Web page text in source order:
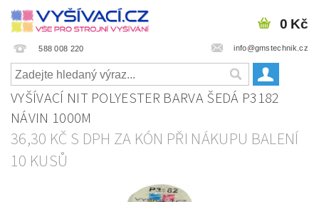
588 008 220 info@gmstechnik.cz
0 Kč
VYŠÍVACÍ NIT POLYESTER BARVA ŠEDÁ P3182
NÁVIN 1000M
36,30 KČ S DPH ZA KÓN PŘI NÁKUPU BALENÍ
10 KUSŮ